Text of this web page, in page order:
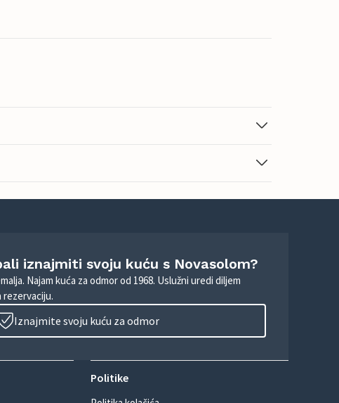
iznajmiti svoju kuću s Novasolom?
Najam kuća za odmor od 1968. Uslužni uredi diljem
rezervaciju.
Iznajmite svoju kuću za odmor
Politike